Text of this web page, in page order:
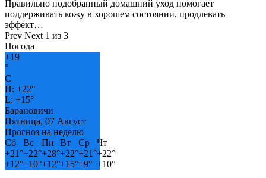
Правильно подобранный домашний уход помогает
поддерживать кожу в хорошем состоянии, продлевать
эффект…
Prev Next 1 из 3
Погода
+19
°
C
H: +22°
L: +15°
Барановичи
Пятница, 07 Август
Прогноз на неделю
Сб
Вс Пн Вт Ср
Чт
+21°+22°+28°+22°+21°+22°
+12°+10°+12°+15°+9° +10°